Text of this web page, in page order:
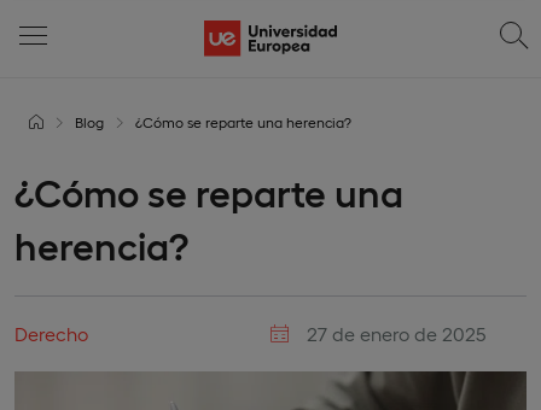
Blog ¿Cómo se reparte una herencia?
¿Cómo se reparte una
herencia?
Derecho 27 de enero de 2025